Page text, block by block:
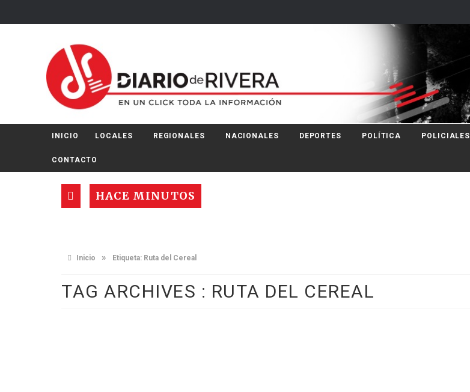
INICIO LOCALES REGIONALES NACIONALES DEPORTES POLÍTICA POLICIALES
CONTACTO
HACE MINUTOS
Inicio » Etiqueta: Ruta del Cereal
TAG ARCHIVES : RUTA DEL CEREAL